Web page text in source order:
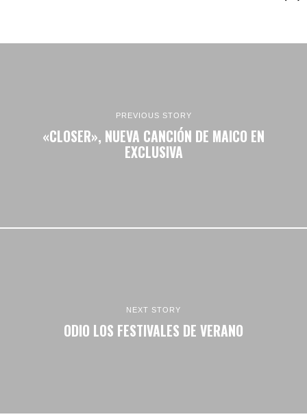
PREVIOUS STORY
«CLOSER», NUEVA CANCIÓN DE MAICO EN
EXCLUSIVA
NEXT STORY
ODIO LOS FESTIVALES DE VERANO